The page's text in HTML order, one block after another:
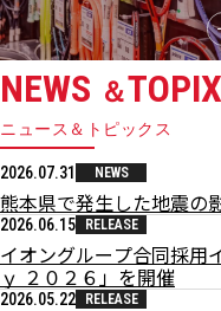
NEWS ＆TOPIX
ニュース＆トピックス
2026.07.31 NEWS
熊本県で発生した地震の
2026.06.15 RELEASE
イオングループ合同採用
ｙ ２０２６」を開催
2026.05.22 RELEASE